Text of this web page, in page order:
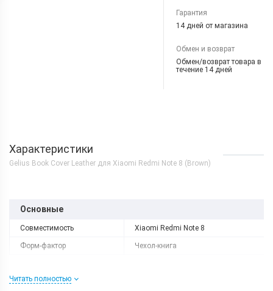
Гарантия
14 дней от магазина
Обмен и возврат
Обмен/возврат товара в
течение 14 дней
Характеристики
Gelius Book Cover Leather для Xiaomi Redmi Note 8 (Brown)
Основные
Совместимость Xiaomi Redmi Note 8
Форм-фактор Чехол-книга
Читать полностью